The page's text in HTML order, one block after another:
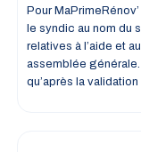
Pour
le syndic au nom du
relatives à l’aide et
assemblée
qu’après la